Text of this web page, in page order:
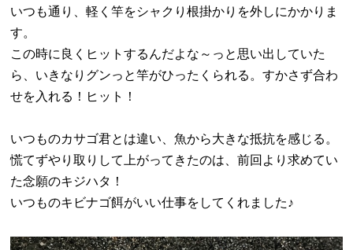
いつも通り、軽く竿をシャクり根掛かりを外しにかかりま
す。
この時に良くヒットするんだよな～っと思い出していた
ら、いきなりグンっと竿がひったくられる。すかさず合わ
せを入れる！ヒット！
いつものカサゴ君とは違い、魚から大きな抵抗を感じる。
慌てずやり取りして上がってきたのは、前回より求めてい
た念願のキジハタ！
いつものキビナゴ餌がいい仕事をしてくれました♪